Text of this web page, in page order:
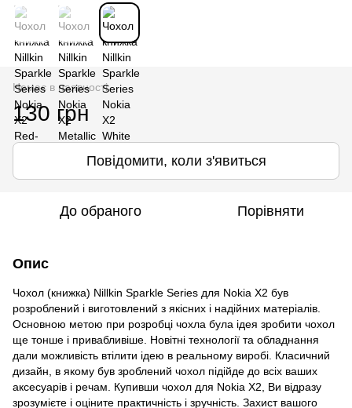
Немає в наявності
130 грн
Повідомити, коли з'явиться
До обраного Порівняти
Опис
Чохол (книжка) Nillkin Sparkle Series для Nokia X2 був
розроблений і виготовлений з якісних і надійних матеріалів.
Основною метою при розробці чохла була ідея зробити чохол
ще тонше і привабливіше. Новітні технології та обладнання
дали можливість втілити ідею в реальному виробі. Класичний
дизайн, в якому був зроблений чохол підійде до всіх ваших
аксесуарів і речам. Купивши чохол для Nokia X2, Ви відразу
зрозумієте і оціните практичність і зручність. Захист вашого